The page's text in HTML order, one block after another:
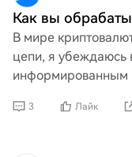
Как вы
В мире
цепи, я убеждаюсь
информированным
лучших практик в
3 Лайк